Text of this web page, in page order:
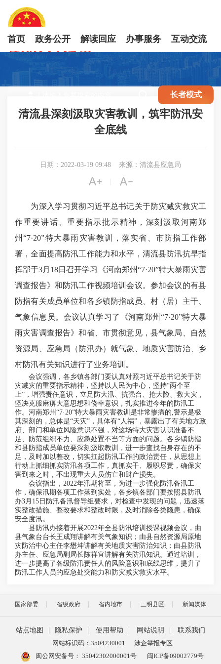
首页 政务公开 解读回应 办事服务 互动交流
长者模式
清流县深刻汲取灾害教训，筑牢防汛安
全底线
日期：2022-03-19 09:48 来源：清流县应急局
 
为深入学习贯彻习近平总书记关于防灾减灾救灾工
作重要讲话、重要指示批示精神，深刻汲取河南郑
州“7·20”特大暴雨灾害教训，落实省、市防指工作部
署，全面提高防汛工作能力和水平，清流县防汛抗旱指
挥部于3月18日召开学习《河南郑州“7·20”特大暴雨灾害
调查报告》和防汛工作视频培训会议。参加会议的有县
防指有关成员单位和各乡镇防指成员、村（居）主干、
气象信息员。会议认真学习了《河南郑州“7·20”特大暴
雨灾害调查报告》和省、市贯彻意见，县气象局、自然
资源局、应急局（防汛办）就气象、地质灾害防治、乡
村防汛有关知识进行了业务培训。
会议强调，各乡镇各部门要认真对照习近平总书记关于防
灾减灾的重要指示精神，坚持以人民为中心，坚持“两个至
上”，增强责任意识，立足防大汛、抗强台、抢大险、救大灾，
坚决克服麻痹大意思想和侥幸意识，扎实推进今年的防汛工
作。河南郑州“7·20”特大暴雨灾害教训是非常惨痛的,警示是极
其深刻的，总体是“天灾”，具体有“人祸”，暴露出了有关地方政
府、部门和单位风险意识不强，对这场特大灾害认识准备不
足、防范组织不力、应急处置不当等方面的问题。各乡镇防指
和县防指成员单位要深刻汲取教训，进一步查找自身存在的不
足，及时加以整改，切实扛起防汛工作的政治责任，从思想上
行动上抓细抓实防汛各项工作，真抓实干、履职尽责，确保灾
害到来之时，不出现重大人员伤亡和财产损失。
会议指出，2022年汛期将至，为进一步强化防汛备汛工
作，确保汛期各项工作落到实处，各乡镇各部门要按照县防汛
办3月15日防汛备汛督导组要求，对检查中发现的问题，迅速落
实整改措施、整改要求和整改时限，及时消除各类隐患，确保
安全度汛。
县防汛办接着开展2022年全县防汛培训授课视频会议，由
县气象台台长王成翔讲解有关气象知识；由县自然资源局原地
灾防治中心主任李懋坤讲解有关地质灾害防治知识；由县防汛
办主任、应急局副局长陈祥宜讲解有关防汛知识。通过培训，
进一步提高了各级防汛责任人的风险意识和底线思维，提升了
防汛工作人员的应急处突能力和防灾减灾救灾水平。
国家部委 省级政府 省内地市 三明县区 新闻媒体
站点地图 隐私保护 使用帮助 网站说明
联系我们
网站标识码：3504230001
涉企举报专区
闽公网安备号： 35042302000001号 闽ICP备09002779号